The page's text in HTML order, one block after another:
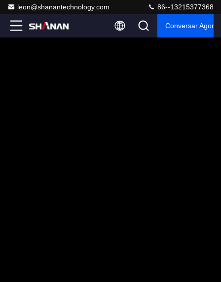
leon@shanantechnology.com 86--13215377368
Conversar Agora